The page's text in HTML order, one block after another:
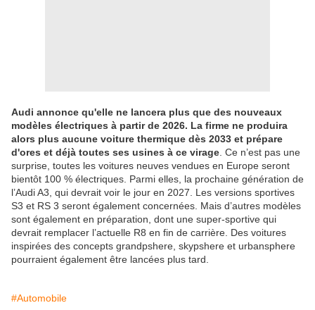
Audi annonce qu'elle ne lancera plus que des nouveaux
modèles électriques à partir de 2026. La firme ne produira
alors plus aucune voiture thermique dès 2033 et prépare
d'ores et déjà toutes ses usines à ce virage . Ce n’est pas une
surprise, toutes les voitures neuves vendues en Europe seront
bientôt 100 % électriques. Parmi elles, la prochaine génération de
l’Audi A3, qui devrait voir le jour en 2027. Les versions sportives
S3 et RS 3 seront également concernées. Mais d’autres modèles
sont également en préparation, dont une super-sportive qui
devrait remplacer l’actuelle R8 en fin de carrière. Des voitures
inspirées des concepts grandpshere, skypshere et urbansphere
pourraient également être lancées plus tard.
#Automobile